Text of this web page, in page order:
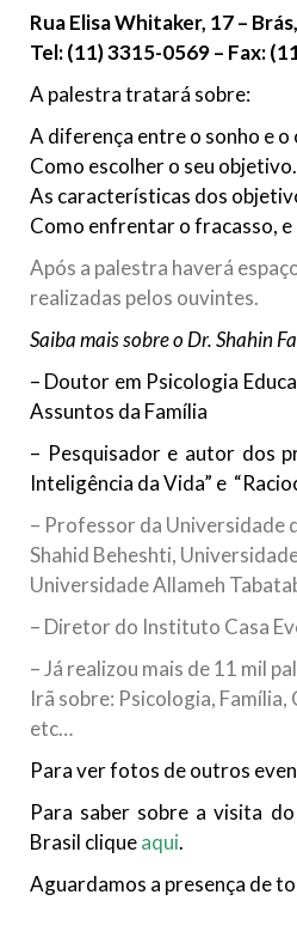
Rua Elisa Whitaker, 17 –
Tel: (11) 3315-0569 – Fax:
A palestra tratará sobre:
A diferença entre o sonho e
Como escolher o seu
As características dos
Como enfrentar o fracasso,
Após a palestra haverá
realizadas pelos ouvintes.
Saiba mais sobre o Dr. Shahin
– Doutor em Psicologia
Assuntos da Família
– Pesquisador e autor dos
Inteligência da Vida” e
– Professor da Universidade
Shahid Beheshti,
Universidade Allameh
– Diretor do Instituto Casa
– Já realizou mais de 11 mil
Irã sobre: Psicologia, Família,
etc…
Para ver fotos de outros
Para saber sobre a visita
Brasil cliqueaqui.
Aguardamos a presença de